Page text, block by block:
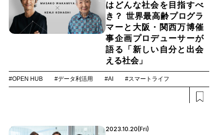
はどんな社会を目指すべ
き？ 世界最高齢プログラ
マーと大阪・関西万博催
事企画プロデューサーが
語る「新しい自分と出会
える社会」
#OPEN HUB #データ利活用 #AI #スマートライフ
2023.10.20(Fri)